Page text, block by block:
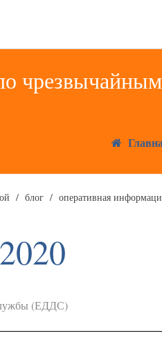
блог оперативная
(ЕДДС)